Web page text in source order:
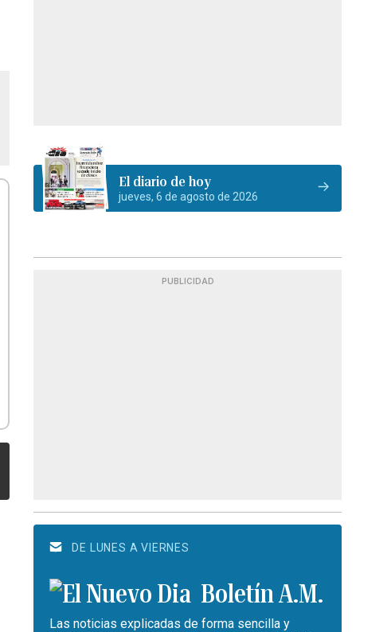
El diario de hoy
jueves, 6 de agosto de 2026
PUBLICIDAD
DE LUNES A VIERNES
Boletín A.M.
Las noticias explicadas de forma sencilla y